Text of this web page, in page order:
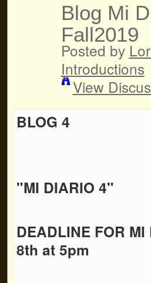
Blog Mi
Fall2019
Posted by
Introductions
View
BLOG 4
"MI DIARIO 4"
DEADLINE FOR
8th at 5pm